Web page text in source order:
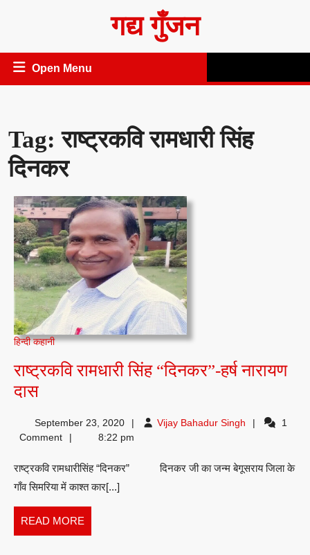
गद्य गुँजन
Open Menu
Tag:राष्ट्रकवि रामधारी सिंह
दिनकर
हिन्दी कहानी
राष्ट्रकवि रामधारी सिंह “दिनकर”-हर्ष नारायण
दासराष्ट्रकवि
सिंह
हर्ष
नारायण
दास
September 23, 2020 Vijay Bahadur Singh Vijay
1
Comment
8:22 pm
राष्ट्रकवि रामधारीसिंह “दिनकर” दिनकर जी का जन्म बेगूसराय जिला के
गाँव सिमरिया में काश्त कार[...]
READ MORE
MORE